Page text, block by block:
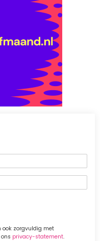
ook zorgvuldig met
privacy-statement.